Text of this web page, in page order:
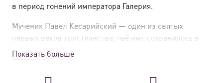
в период гонений императора Галерия.
Мученик Павел Кесарийский — один из святых
первых веков христианства, чьё имя сохранилось в
церковной памяти, но подробности жития дошли до
нас лишь фрагментарно. Он принадлежит к сонму
Показать больше